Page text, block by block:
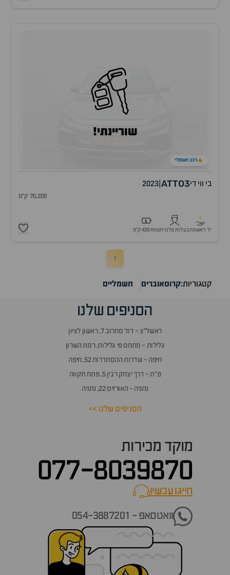
שוריינתי!
רכב חשמלי
בי ווי דיATTO3
2023
70,200 ק"מ
1
יד ראשונהבעלות פרטיתטווח 420 ק״מ
1
קטגוריות:קרוסאוברים חשמליים
הסניפים שלנו
ראשל״צ - דוד סחרוב 7, ראשון לציון
גלילות - מתחם פי גלילות, רמת השרון
חיפה - שדרות ההסתדרות 52, חיפה
פ״ת - דרך יצחק רבין 5, פתח תקווה
נתניה - האורזים 22, נתניה
הסניפים שלנו >>
מוקד מכירות
077-8039870
חייגו עכשיוcall now
וואטסאפ - 054-3887201